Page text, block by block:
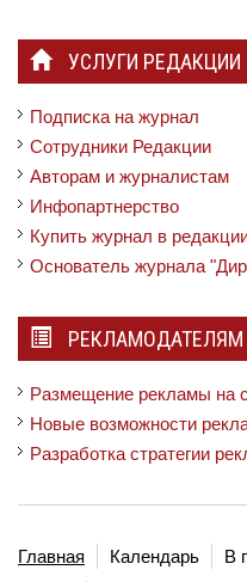
УСЛУГИ РЕДАКЦИИ
Подписка на журнал
Сотрудники Редакции
Авторам и журналистам
Инфопартнерство
Купить журнал в
Основатель журнала
РЕКЛАМОДАТЕЛЯМ
Размещение рекламы на
Новые возможности
Разработка стратегии
Главная Календарь В